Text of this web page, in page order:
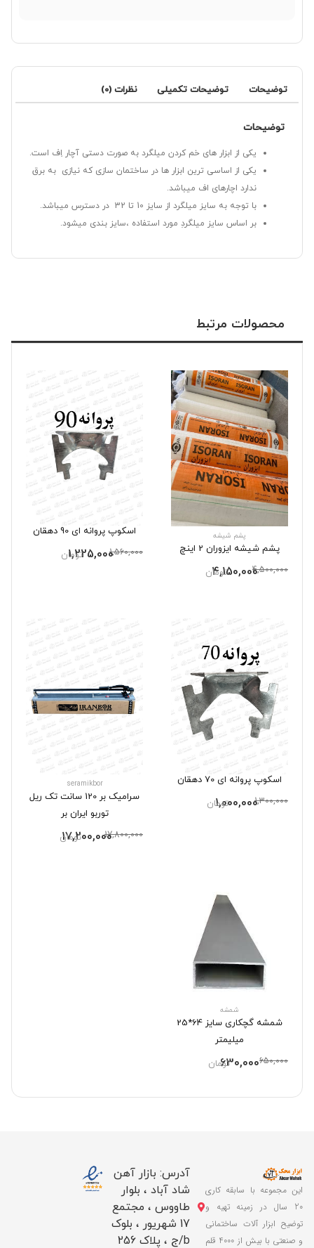
توضیحات توضیحات تکمیلی نظرات (0)
توضیحات
یکی از ابزار های خم کردن میلگرد به صورت دستی آچار اِف است.
یکی از اساسی ترین ابزار ها در ساختمان سازی که نیازی به برق
ندارد اچارهای اف میباشد.
با توجه به سایز میلگرد از سایز 10 تا 32 در دسترس میباشد.
بر اساس سایز میلگردِ مورد استفاده ،سایز بندی میشود.
محصولات مرتبط
پشم شیشه
پشم شیشه ایزوران 2 اینچ
4,500,000
4,150,000
تومان
اسکوپ پروانه ای 90 دهقان
1,560,000
1,225,000
تومان
اسکوپ پروانه ای 70 دهقان
1,300,000
1,000,000
تومان
seramikbor
سرامیک بر 120 سانت تک ریل
توربو ایران بر
17,800,000
17,200,000
تومان
شمشه
شمشه گچکاری سایز 64*25
میلیمتر
650,000
630,000تومان
این مجموعه با سابقه کاری
20 سال در زمینه تهیه و
توضیح ابزار آلات ساختمانی
و صنعتی با بیش از 4000 قلم
آدرس: بازار آهن
شاد آباد ، بلوار
طاووس ، مجتمع
17 شهریور ، بلوک
b/ج ، پلاک 256